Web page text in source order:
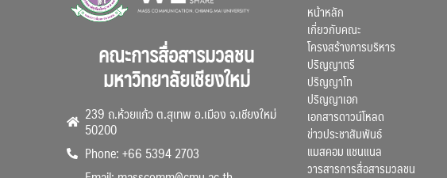
คณะการสื่อสารมวลชน
มหาวิทยาลัยเชียงใหม่
239 ถ.ห้วยแก้ว ต.สุเทพ อ.เมือง จ.เชียงใหม่
50200
Phone: +66 5394 2703
หน้าหลัก
เกี่ยวกับคณะ
โครงสร้างการบริหาร
ปริญญาตรี
ปริญญาโท
ปริญญาเอก
เอกสารดาวน์โหลด
ข่าวประชาสัมพันธ์
แมสคอม แชนแนล
วารสารการสื่อสารมวลชน